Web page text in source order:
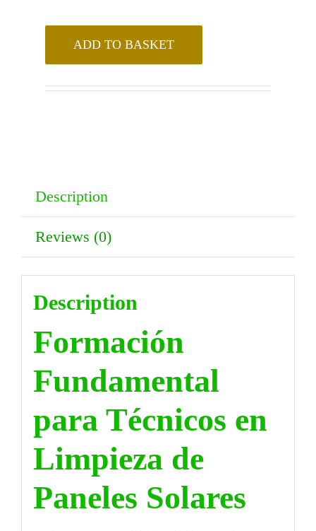
ADD TO BASKET
Description
Reviews (0)
Description
Formación
Fundamental
para Técnicos en
Limpieza de
Paneles Solares